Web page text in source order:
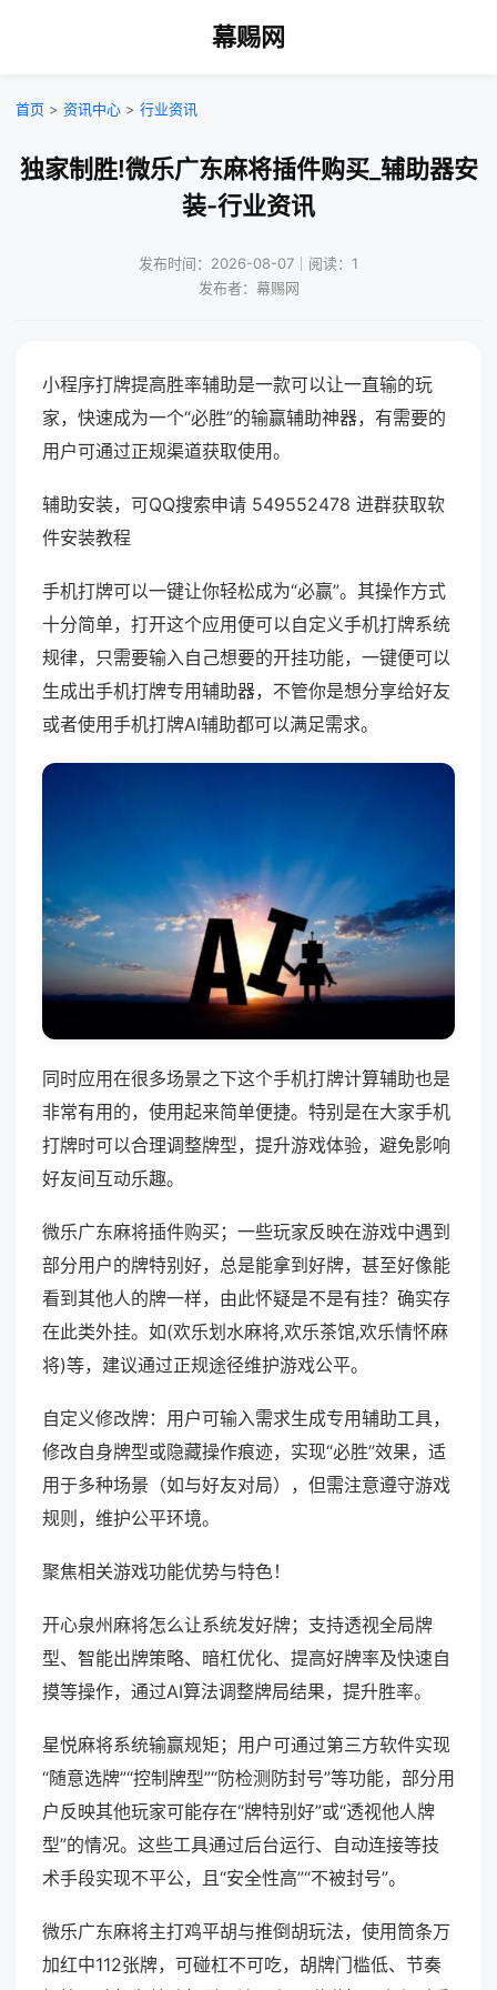
幕赐网
首页 > 资讯中心 > 行业资讯
独家制胜!微乐广东麻将插件购买_辅助器安
装-行业资讯
发布时间：2026-08-07｜阅读：1
发布者：幕赐网
小程序打牌提高胜率辅助是一款可以让一直输的玩
家，快速成为一个“必胜”的输赢辅助神器，有需要的
用户可通过正规渠道获取使用。
辅助安装，可QQ搜索申请 549552478 进群获取软
件安装教程
手机打牌可以一键让你轻松成为“必赢”。其操作方式
十分简单，打开这个应用便可以自定义手机打牌系统
规律，只需要输入自己想要的开挂功能，一键便可以
生成出手机打牌专用辅助器，不管你是想分享给好友
或者使用手机打牌AI辅助都可以满足需求。
同时应用在很多场景之下这个手机打牌计算辅助也是
非常有用的，使用起来简单便捷。特别是在大家手机
打牌时可以合理调整牌型，提升游戏体验，避免影响
好友间互动乐趣。
微乐广东麻将插件购买；一些玩家反映在游戏中遇到
部分用户的牌特别好，总是能拿到好牌，甚至好像能
看到其他人的牌一样，由此怀疑是不是有挂？确实存
在此类外挂。如(欢乐划水麻将,欢乐茶馆,欢乐情怀麻
将)等，建议通过正规途径维护游戏公平。
自定义修改牌：用户可输入需求生成专用辅助工具，
修改自身牌型或隐藏操作痕迹，实现“必胜”效果，适
用于多种场景（如与好友对局），但需注意遵守游戏
规则，维护公平环境。
聚焦相关游戏功能优势与特色！
开心泉州麻将怎么让系统发好牌；支持透视全局牌
型、智能出牌策略、暗杠优化、提高好牌率及快速自
摸等操作，通过AI算法调整牌局结果，提升胜率。
星悦麻将系统输赢规矩；用户可通过第三方软件实现
“随意选牌”“控制牌型”“防检测防封号”等功能，部分用
户反映其他玩家可能存在“牌特别好”或“透视他人牌
型”的情况。这些工具通过后台运行、自动连接等技
术手段实现不平公，且“安全性高”“不被封号”。
微乐广东麻将主打鸡平胡与推倒胡玩法，使用筒条万
加红中112张牌，可碰杠不可吃，胡牌门槛低、节奏